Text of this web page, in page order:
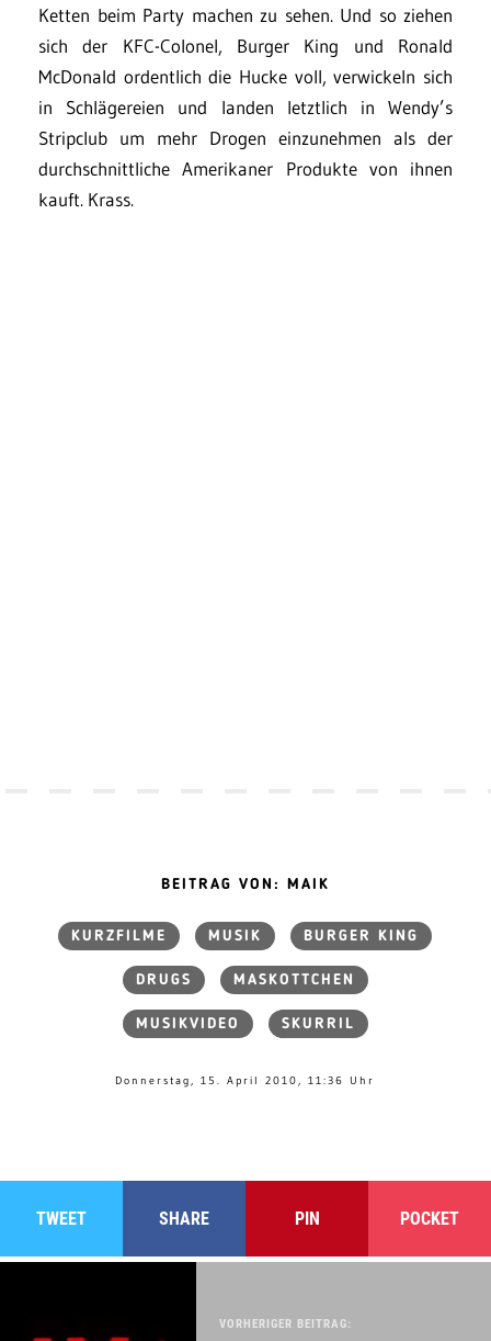
Ketten beim Party machen zu sehen. Und so ziehen
sich der KFC-Colonel, Burger King und Ronald
McDonald ordentlich die Hucke voll, verwickeln sich
in Schlägereien und landen letztlich in Wendy’s
Stripclub um mehr Drogen einzunehmen als der
durchschnittliche Amerikaner Produkte von ihnen
kauft. Krass.
BEITRAG VON: MAIK
KURZFILME MUSIK BURGER KING
DRUGS MASKOTTCHEN
MUSIKVIDEO SKURRIL
Donnerstag, 15. April 2010, 11:36 Uhr
TWEET SHARE PIN POCKET
VORHERIGER BEITRAG: